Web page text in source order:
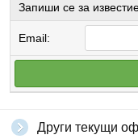
Запиши се за
Email:
Други текущи